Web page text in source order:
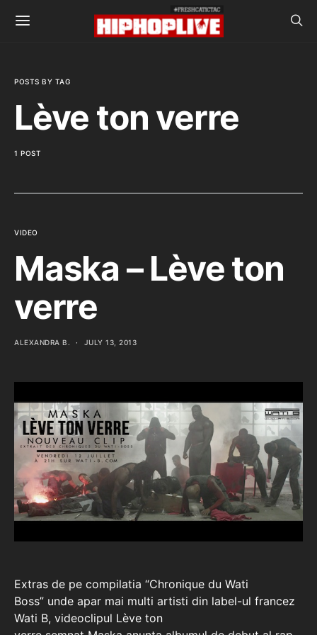
POSTS BY TAG
Lève ton verre
1 POST
VIDEO
Maska – Lève ton
verre
ALEXANDRA B. JULY 13, 2013
Extras de pe compilatia “Chronique du Wati
Boss” unde apar mai multi artisti din label-ul francez
Wati B, videoclipul Lève ton